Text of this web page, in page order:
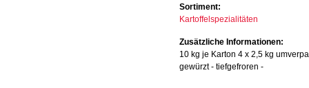
Sortiment:
Kartoffelspezialitäten
Zusätzliche Informationen:
10 kg je Karton 4 x 2,5 kg
gewürzt - tiefgefroren -